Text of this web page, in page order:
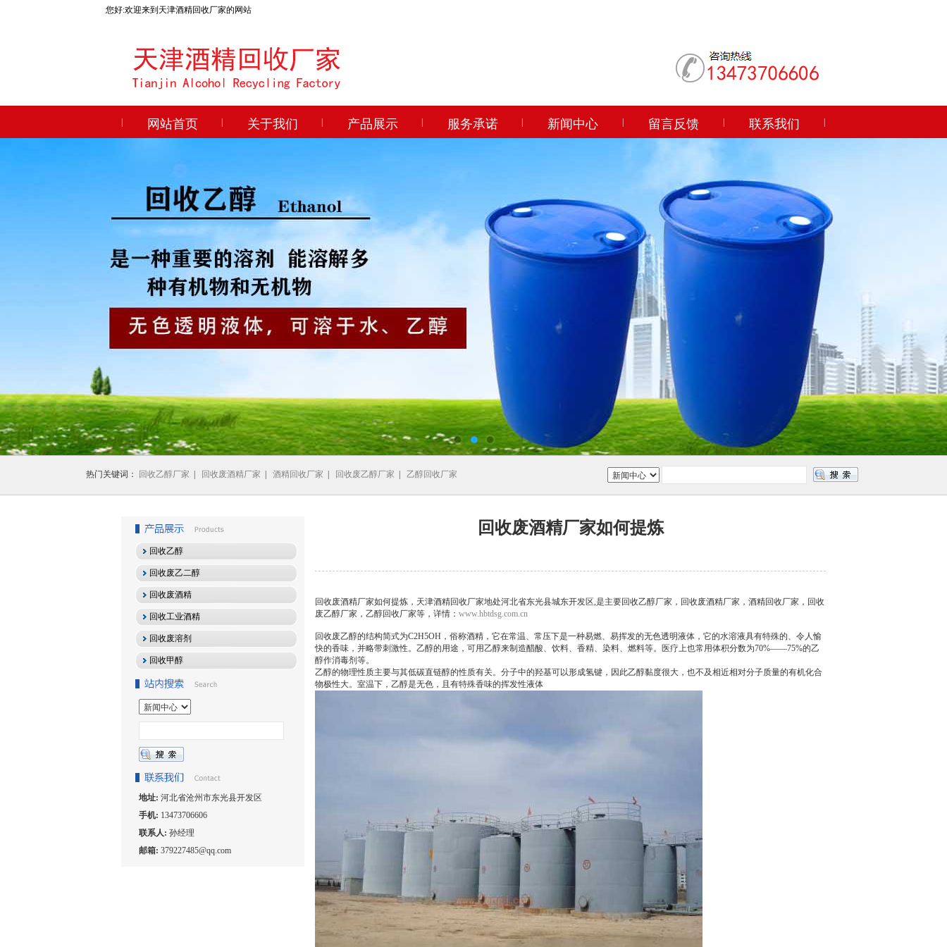
您好:欢迎来到天津酒精回收厂家的网站
网站首页 关于我们 产品展示 服务承诺 新闻中心 留言反馈 联系我们
1 2 3
热门关键词： 回收乙醇厂家 回收废酒精厂家 酒精回收厂家 回收废乙醇厂家 乙醇回收厂家
回收乙醇
回收废乙二醇
回收废酒精
回收工业酒精
回收废溶剂
回收甲醇
地址: 河北省沧州市东光县开发区
手机: 13473706606
联系人: 孙经理
邮箱: 379227485@qq.com
回收废酒精厂家如何提炼
回收废酒精厂家如何提炼，天津酒精回收厂家地处河北省东光县城东开发区,是主要回收乙醇厂家，回收废酒精厂家，酒精回收厂家，回收
废乙醇厂家，乙醇回收厂家等，详情： www.hbtdsg.com.cn
回收废乙醇的结构简式为C2H5OH，俗称酒精，它在常温、常压下是一种易燃、易挥发的无色透明液体，它的水溶液具有特殊的、令人愉
快的香味，并略带刺激性。乙醇的用途，可用乙醇来制造醋酸、饮料、香精、染料、燃料等。医疗上也常用体积分数为70%——75%的乙
醇作消毒剂等。
乙醇的物理性质主要与其低碳直链醇的性质有关。分子中的羟基可以形成氢键，因此乙醇黏度很大，也不及相近相对分子质量的有机化合
物极性大。室温下，乙醇是无色，且有特殊香味的挥发性液体